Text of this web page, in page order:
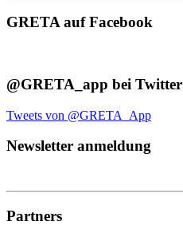
GRETA auf Facebook
@GRETA_app bei Twitter
Tweets von @GRETA_App
Newsletter anmeldung
Partners